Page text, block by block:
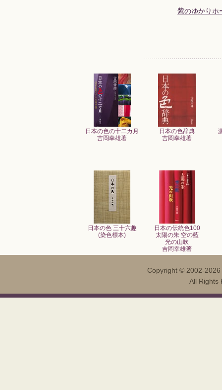
紫のゆかりホ
日本の色の十二カ月
吉岡幸雄著
日本の色辞典
吉岡幸雄著
日本の色 三十六趣
(染色標本)
日本の伝統色100
太陽の朱 空の藍
光の山吹
吉岡幸雄著
Copyright © 2002-2026
All Rights